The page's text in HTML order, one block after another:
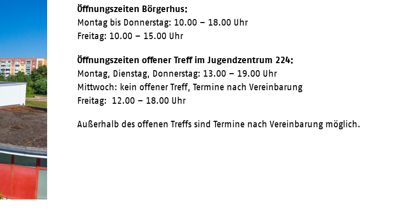
Öffnungszeiten Börgerhus:
Montag bis Donnerstag: 10.00 – 18.00 Uhr
Freitag: 10.00 – 15.00 Uhr
Öffnungszeiten offener Treff im Jugendzentrum 224:
Montag, Dienstag, Donnerstag: 13.00 – 19.00 Uhr
Mittwoch: kein offener Treff, Termine nach Vereinbarung
Freitag: 12.00 – 18.00 Uhr
Außerhalb des offenen Treffs sind Termine nach Vereinbarung möglich.